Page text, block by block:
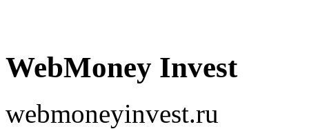
WebMoney Invest
webmoneyinvest.ru